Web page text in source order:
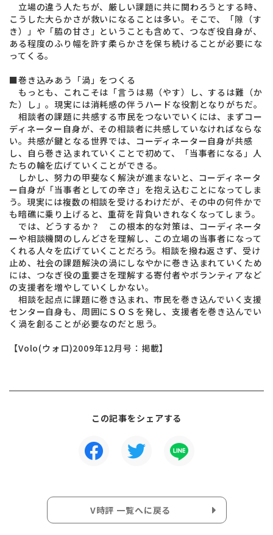
立場の違う人たちが、厳しい課題に共に関わろうとする時、
こうした大らかさが救いになることは多い。そこで、「隙（す
き）」や「脇の甘さ」ということも含めて、つなぎ役自身が、
ある程度のふり幅を許す柔らかさを保ち続けることが必要にな
ってくる。
■巻き込みあう「渦」をつくる
もっとも、これこそは「言うは易（やす）し、するは難（か
た）し」。現実には消耗感の伴うハードな役割となりがちだ。
相談者の課題に共感する市民をつないでいくには、まずコー
ディネーター自身が、その相談者に共感していなければならな
い。共感が鍵となる世界では、コーディネーター自身が共感
し、自ら巻き込まれていくことで初めて、「当事者になる」人
たちの輪を広げていくことができる。
しかし、努力の甲斐なく解決が進まないと、コーディネータ
ー自身が「当事者としての辛さ」を抱え込むことになってしま
う。現実には複数の相談を受けるわけだが、その中の何件かで
も暗礁に乗り上げると、重荷を背負いきれなくなってしまう。
では、どうするか？ この根本的な対策は、コーディネータ
ーや相談機関のしんどさを理解し、この立場の当事者になって
くれる人々を広げていくことだろう。相談を撥ね返さず、受け
止め、社会の課題解決の渦にしなやかに巻き込まれていくため
には、つなぎ役の重要さを理解する寄付者やボランティアなど
の支援者を増やしていくしかない。
相談を起点に課題に巻き込まれ、市民を巻き込んでいく支援
センター自身も、周囲にＳＯＳを発し、支援者を巻き込んでい
く渦を創ることが必要なのだと思う。
【Volo(ウォロ)2009年12月号：掲載】
この記事をシェアする
V時評 一覧へに戻る